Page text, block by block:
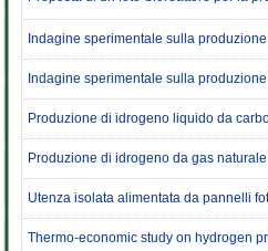
Indagine sperimentale sulla
Indagine sperimentale sulla
Produzione di idrogeno liquido da
Produzione di idrogeno da gas
Utenza isolata alimentata da pannelli
Thermo-economic study on hydrogen